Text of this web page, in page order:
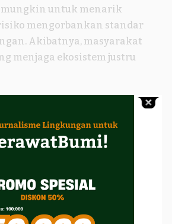
mungkin untuk menarik
mengorbankan standar
Akibatnya, masyarakat
menjaga ekosistem justru
Rancangan Undang-Undang
Adat belum juga disahkan.
adat adalah garda terdepan
dan ekosistem penyerap
lebih sibuk menyiapkan
karbon dan NEK (Nilai